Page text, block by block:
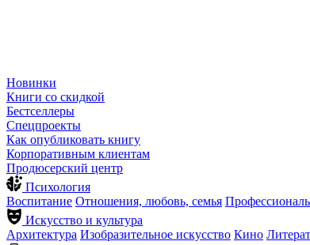
Новинки
Книги со скидкой
Бестселлеры
Спецпроекты
Как опубликовать книгу
Корпоративным клиентам
Продюсерский центр
Психология
Воспитание Отношения, любовь, семья
Искусство и культура
Архитектура Изобразительное искусство Кино